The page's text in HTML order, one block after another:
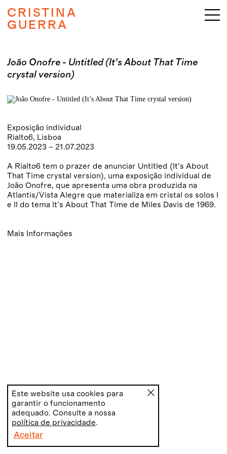
CRISTINA
GUERRA
PT EN
Este website usa cookies para
garantir o funcionamento
adequado. Consulte a nossa
política de privacidade.
Aceitar
João Onofre - Untitled (It’s About That Time
crystal version)
Exposição individual
Rialto6, Lisboa
19.05.2023 – 21.07.2023
A Rialto6 tem o prazer de anunciar Untitled (It's About
That Time crystal version), uma exposição individual de
João Onofre, que apresenta uma obra produzida na
Atlantis/Vista Alegre que materializa em cristal os solos I
e II do tema It's About That Time de Miles Davis de 1969.
Mais Informações